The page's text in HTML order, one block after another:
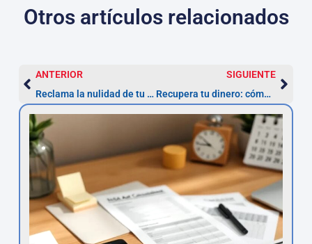
Otros artículos relacionados
ANTERIOR
Reclama la nulidad de tu préstamo personal con intereses usurarios
SIGUIENTE
Recupera tu dinero: cómo gestionar reclamaciones por multas ZBE ilegales